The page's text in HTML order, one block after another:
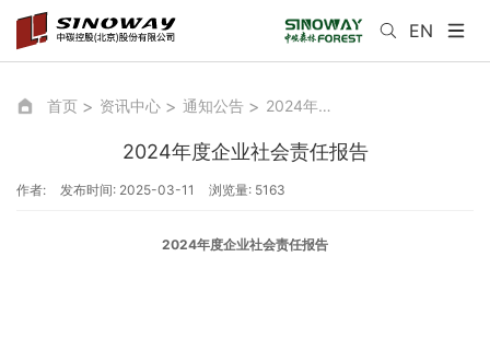
EN
首页 资讯中心 通知公告 2024年度企业社会责任报告
2024年度企业社会责任报告
作者: 发布时间: 2025-03-11 浏览量: 5163
2024年度企业社会责任报告